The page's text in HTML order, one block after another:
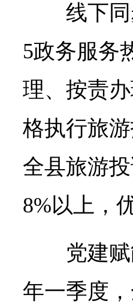
线下
5政务服务
理、按责
格执行旅
全县旅游
8%以上，
党建
年一季度